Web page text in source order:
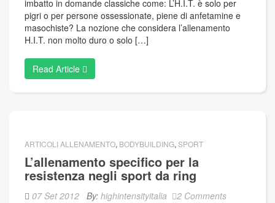
imbatto in domande classiche come: L’H.I.T. è solo per
pigri o per persone ossessionate, piene di anfetamine e
masochiste? La nozione che considera l’allenamento
H.I.T. non molto duro o solo […]
Read Article
ARTICOLI ALLENAMENTO, BODYBUILDING, SPORT
L’allenamento specifico per la
resistenza negli sport da ring
07 Set 2012 By: highintensityitalia
2 Comments